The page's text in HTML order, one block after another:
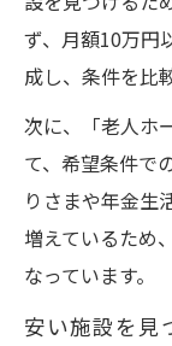
ず、月額10万円
成し、条件を比
次に、「老人ホ
て、希望条件で
りさまや年金生
増えているため
なっています。
安い施設を見